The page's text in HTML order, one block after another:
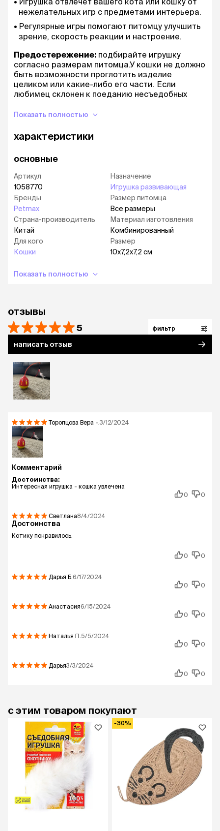
нежелательных игр с предметами интерьера.
Регулярные игры помогают питомцу улучшить
зрение, скорость реакции и настроение.
Предостережение: подбирайте игрушку
согласно размерам питомца.У кошки не должно
быть возможности проглотить изделие
целиком или какие-либо его части. Если
любимец склонен к поеданию несъедобных
Показать полностью
характеристики
основные
Артикул
1058770
Бренды
Petmax
Страна-производитель
Китай
Для кого
Кошки
Назначение
Игрушка развивающая
Размер питомца
Все размеры
Материал изготовления
Комбинированный
Размер
10х7,2х7,2 см
Показать полностью
отзывы
5 фильтр
написать отзыв
Торопцова Вера -. 3/12/2024
Комментарий
Достоинства:
Интересная игрушка - кошка увлечена
0
0
Светлана8/4/2024
Достоинства
Котику понравилось.
0 0
Дарья Б. 6/17/2024
0
0
Анастасия6/15/2024
0
0
Наталья П. 5/5/2024
0
0
Дарья3/3/2024
0
0
с этим товаром покупают
-30%